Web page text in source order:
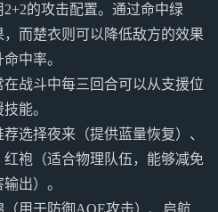
的攻击配置。通过命中绿
而楚衣则可以降低敌方的效果
中率。
战斗中每三回合可以从支援位
能。
选择夜来（提供蓝量恢复）、
袍（适合物理队伍，能够减免
出）。
用于防御AOE攻击）、启航